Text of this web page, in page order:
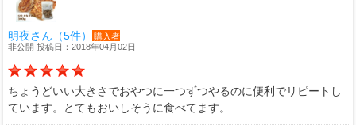
明夜さん（5件）
購入者
非公開 投稿日：2018年04月02日
ちょうどいい大きさでおやつに一つずつやるのに便利でリピートし
ています。とてもおいしそうに食べてます。